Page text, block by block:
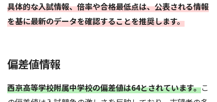
具体的な入試情報、倍率や合格最低点は、公表される情報
を基に最新のデータを確認することを推奨します。
偏差値情報
西京高等学校附属中学校の偏差値は64とされています。こ